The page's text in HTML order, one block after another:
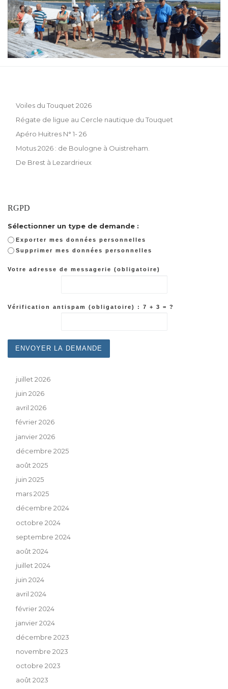
Voiles du Touquet 2026
Régate de ligue au Cercle nautique du Touquet
Apéro Huitres N° 1- 26
Motus 2026 : de Boulogne à Ouistreham.
De Brest à Lezardrieux
RGPD
Sélectionner un type de demande :
Exporter mes données personnelles
Supprimer mes données personnelles
Votre adresse de messagerie (obligatoire)
Vérification antispam (obligatoire) : 7 + 3 = ?
juillet 2026
juin 2026
avril 2026
février 2026
janvier 2026
décembre 2025
août 2025
juin 2025
mars 2025
décembre 2024
octobre 2024
septembre 2024
août 2024
juillet 2024
juin 2024
avril 2024
février 2024
janvier 2024
décembre 2023
novembre 2023
octobre 2023
août 2023